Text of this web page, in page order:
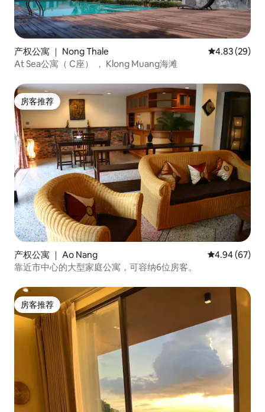
产权公寓 ｜ Nong Thale 平均评分
4.83 (29)
At Sea公寓（ C座） ， Klong Muang海滩
房客推荐
房客推荐
产权公寓 ｜ Ao Nang 平均评分 4.94
4.94 (67)
靠近市中心的大型家庭公寓，可容纳6位房客。
房客推荐
房客推荐